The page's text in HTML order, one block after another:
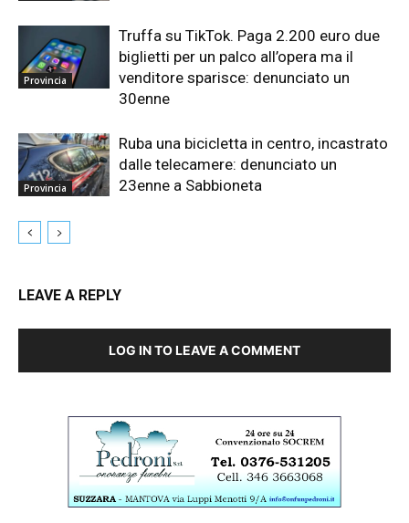
Provincia
Truffa su TikTok. Paga 2.200 euro due
biglietti per un palco all’opera ma il
venditore sparisce: denunciato un
30enne
Provincia
Ruba una bicicletta in centro, incastrato
dalle telecamere: denunciato un
23enne a Sabbioneta
LEAVE A REPLY
LOG IN TO LEAVE A COMMENT